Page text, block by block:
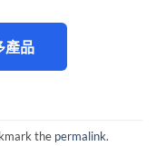
產品
the permalink.